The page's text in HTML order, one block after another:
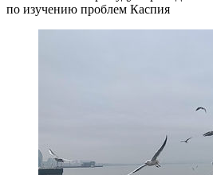
по изучению проблем Каспия